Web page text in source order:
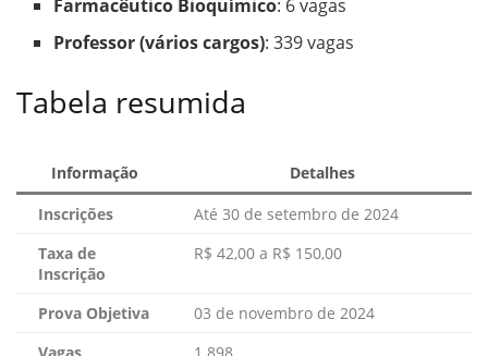
Farmacêutico Bioquímico: 6 vagas
Professor (vários cargos): 339 vagas
Tabela resumida
Informação
Detalhes
Inscrições
Até 30 de setembro de 2024
Taxa de
Inscrição
R$ 42,00 a R$ 150,00
Prova Objetiva
03 de novembro de 2024